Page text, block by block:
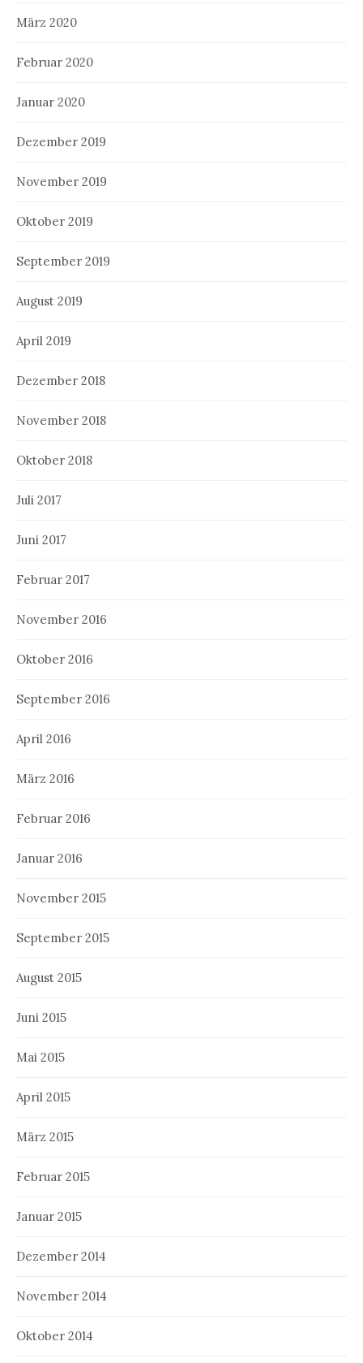
März 2020
Februar 2020
Januar 2020
Dezember 2019
November 2019
Oktober 2019
September 2019
August 2019
April 2019
Dezember 2018
November 2018
Oktober 2018
Juli 2017
Juni 2017
Februar 2017
November 2016
Oktober 2016
September 2016
April 2016
März 2016
Februar 2016
Januar 2016
November 2015
September 2015
August 2015
Juni 2015
Mai 2015
April 2015
März 2015
Februar 2015
Januar 2015
Dezember 2014
November 2014
Oktober 2014